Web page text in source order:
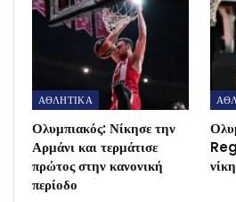
ΑΘΛΗΤΙΚΑ
Ολυμπιακός: Νίκησε την
Αρμάνι και τερμάτισε
πρώτος στην κανονική
περίοδο